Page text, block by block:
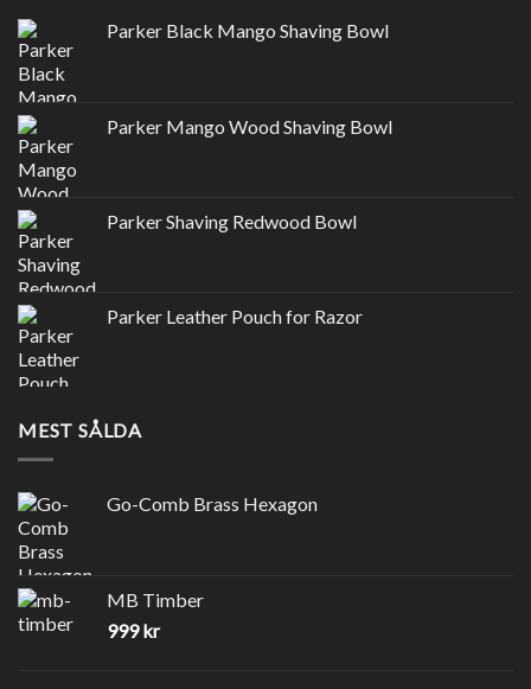
Parker Black Mango Shaving Bowl
Parker Mango Wood Shaving Bowl
Parker Shaving Redwood Bowl
Parker Leather Pouch for Razor
MEST SÅLDA
Go-Comb Brass Hexagon
MB Timber
999kr